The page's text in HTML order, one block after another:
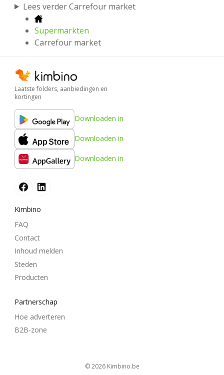
Lees verder Carrefour market
Supermarkten
Carrefour market
Laatste folders, aanbiedingen en
kortingen
Downloaden in
Downloaden in
Downloaden in
Kimbino
FAQ
Contact
Inhoud melden
Steden
Producten
Partnerschap
Hoe adverteren
B2B-zone
© 2026 kimbino.be